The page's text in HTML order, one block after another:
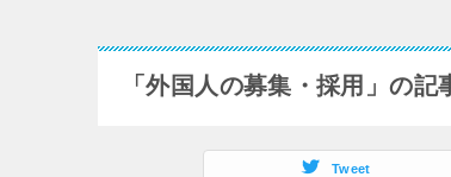
「外国人の募集・採用」の記
Tweet